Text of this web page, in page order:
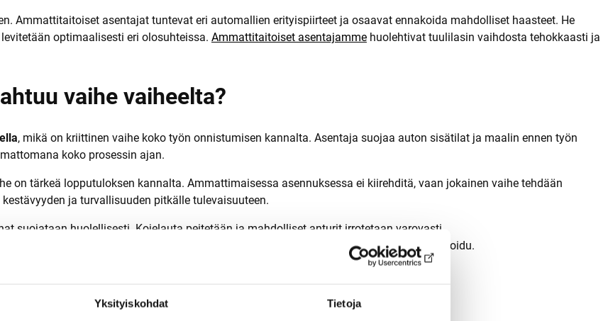
Yksityiskohdat Tietoja
Ammattitaitoiset asentajat tuntevat eri automallien erityispiirteet ja osaavat ennakoida mahdolliset haasteet. He
optimaalisesti eri olosuhteissa. Ammattitaitoiset asentajamme huolehtivat tuulilasin vaihdosta tehokkaasti ja
vaihe vaiheelta?
, mikä on kriittinen vaihe koko työn onnistumisen kannalta. Asentaja suojaa auton sisätilat ja maalin ennen työn
koko prosessin ajan.
on tärkeä lopputuloksen kannalta. Ammattimaisessa asennuksessa ei kiirehditä, vaan jokainen vaihe tehdään
ja turvallisuuden pitkälle tulevaisuuteen.
suojataan huolellisesti. Kojelauta peitetään ja mahdolliset anturit irrotetaan varovasti.
ja poistetaan varovasti. Tämä vaatii tarkkuutta, jotta kehykset eivät vaurioidu.
perusteellisesti. Pinta puhdistetaan ja kuivataan, jotta uusi liima tarttuu kunnolla.
tai lasiin. Liiman on oltava oikean paksuinen ja tasainen koko matkalla.
ja painetaan kiinni. Lasin on oltava täsmällisesti oikeassa asennossa.